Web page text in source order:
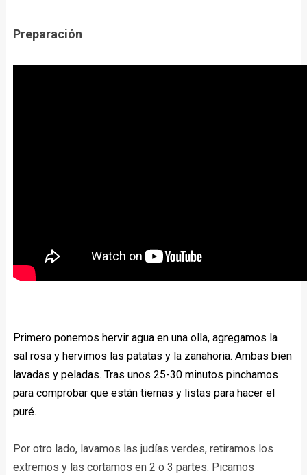
Preparación
Primero ponemos hervir agua en una olla, agregamos la
sal rosa y hervimos las patatas y la zanahoria. Ambas bien
lavadas y peladas. Tras unos 25-30 minutos pinchamos
para comprobar que están tiernas y listas para hacer el
puré.
Por otro lado, lavamos las judías verdes, retiramos los
extremos y las cortamos en 2 o 3 partes. Picamos